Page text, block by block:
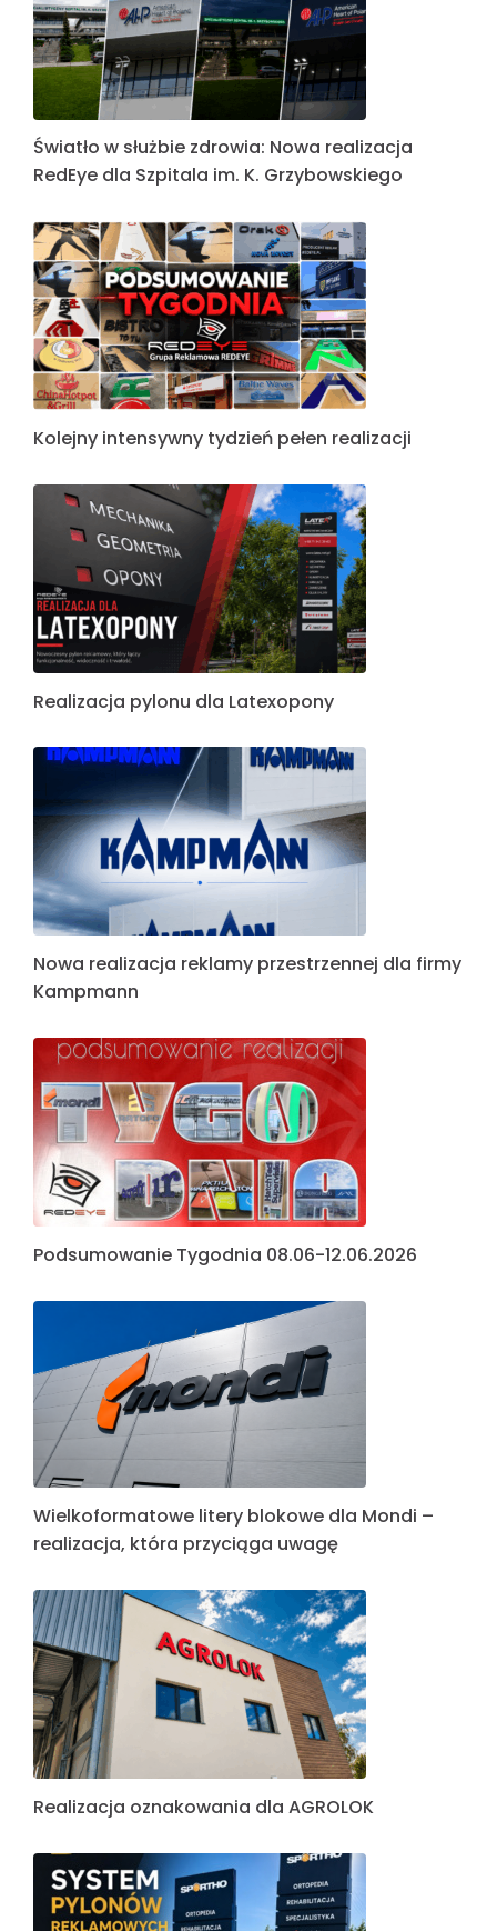
Światło w służbie zdrowia: Nowa realizacja
RedEye dla Szpitala im. K. Grzybowskiego
Kolejny intensywny tydzień pełen realizacji
Realizacja pylonu dla Latexopony
Nowa realizacja reklamy przestrzennej dla firmy
Kampmann
Podsumowanie Tygodnia 08.06-12.06.2026
Wielkoformatowe litery blokowe dla Mondi –
realizacja, która przyciąga uwagę
Realizacja oznakowania dla AGROLOK